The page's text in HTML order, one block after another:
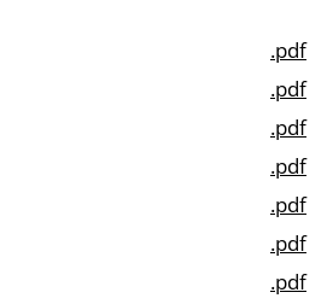
.pdf
.pdf
.pdf
.pdf
.pdf
.pdf
.pdf